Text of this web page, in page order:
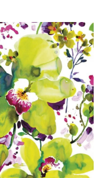
Toevoegen
aan
verlanglijst